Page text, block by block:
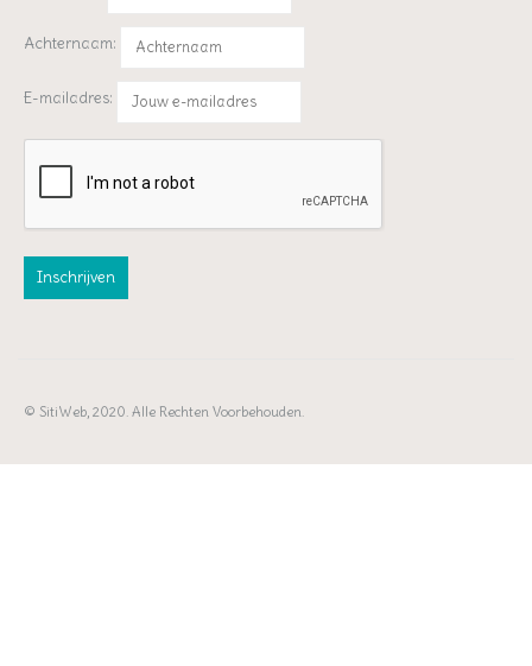
Achternaam:
E-mailadres:
© SitiWeb, 2020. Alle Rechten Voorbehouden.